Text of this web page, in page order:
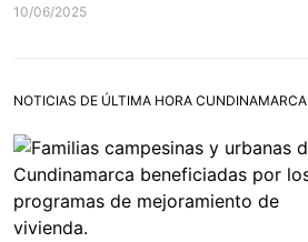
10/06/2025
NOTICIAS DE ÚLTIMA HORA CUNDINAMARCA